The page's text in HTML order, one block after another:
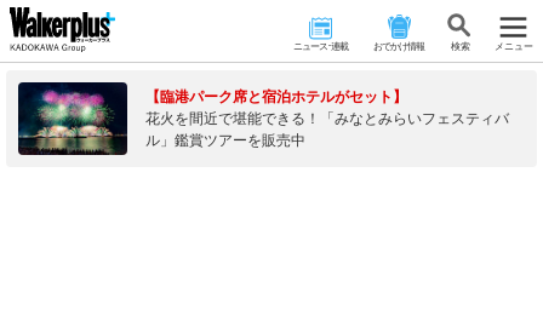
ニュース･連載 おでかけ情報 検 索 メニュー
【臨港パーク席と宿泊ホテルがセット】
花火を間近で堪能できる！「みなとみらいフェスティバ
ル」鑑賞ツアーを販売中